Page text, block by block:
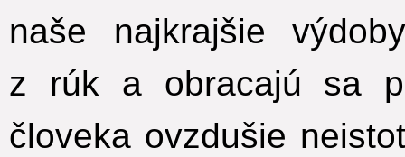
naše najkrajšie
z rúk a obracajú sa
človeka ovzdušie